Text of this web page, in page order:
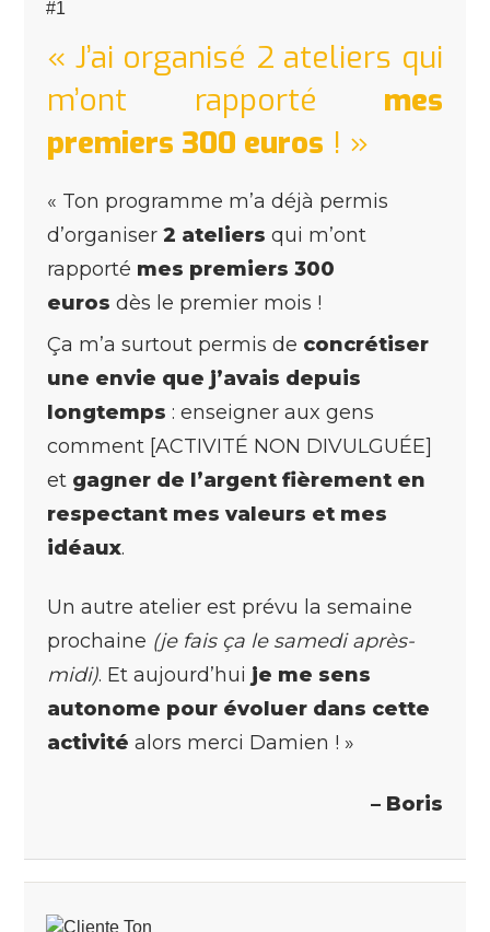
« J’ai organisé 2 ateliers qui
m’ont rapporté mes
premiers 300 euros ! »
« Ton programme m’a déjà permis
d’organiser 2 ateliers qui m’ont
rapporté mes premiers 300
euros dès le premier mois !
Ça m’a surtout permis de concrétiser
une envie que j’avais depuis
longtemps : enseigner aux gens
comment [ACTIVITÉ NON DIVULGUÉE]
et gagner de l’argent fièrement en
respectant mes valeurs et mes
idéaux.
Un autre atelier est prévu la semaine
prochaine (je fais ça le samedi après-
midi). Et aujourd’hui je me sens
autonome pour évoluer dans cette
activité alors merci Damien ! »
– Boris